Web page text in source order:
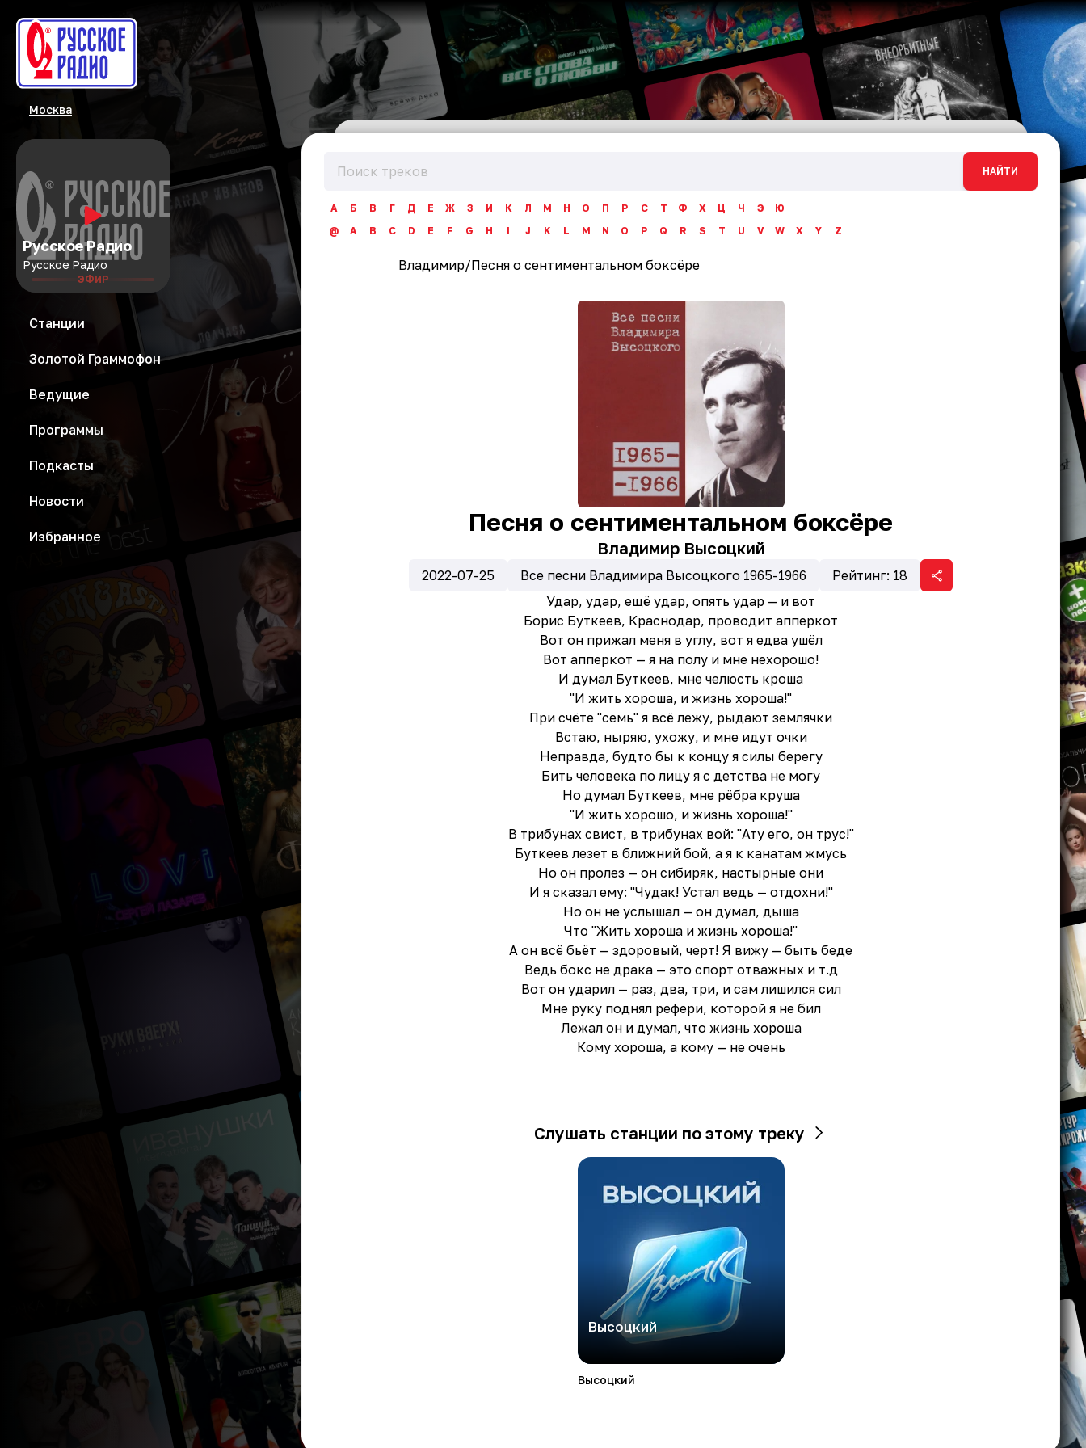
Москва
Русское Радио
Русское Радио
ЭФИР
Станции
Золотой Граммофон
Ведущие
Программы
Подкасты
Новости
Избранное
НАЙТИ
А Б В Г Д Е Ж З И К Л М Н О П Р С Т Ф Х Ц Ч Э
Ю
@
A B C D E F G H I J K L M N O P Q R S T U V W X Y Z
Владимир/Песня о сентиментальном боксёре
Песня о сентиментальном боксёре
Владимир Высоцкий
2022-07-25 Все песни Владимира Высоцкого 1965-1966 Рейтинг: 18
Удар, удар, ещё удар, опять удар — и вот
Борис Буткеев, Краснодар, проводит апперкот
Вот он прижал меня в углу, вот я едва ушёл
Вот апперкот — я на полу и мне нехорошо!
И думал Буткеев, мне челюсть кроша
"И жить хороша, и жизнь хороша!"
При счёте "семь" я всё лежу, рыдают землячки
Встаю, ныряю, ухожу, и мне идут очки
Неправда, будто бы к концу я силы берегу
Бить человека по лицу я с детства не могу
Но думал Буткеев, мне рёбра круша
"И жить хорошо, и жизнь хороша!"
В трибунах свист, в трибунах вой: "Ату его, он трус!"
Буткеев лезет в ближний бой, а я к канатам жмусь
Но он пролез — он сибиряк, настырные они
И я сказал ему: "Чудак! Устал ведь — отдохни!"
Но он не услышал — он думал, дыша
Что "Жить хороша и жизнь хороша!"
А он всё бьёт — здоровый, черт! Я вижу — быть беде
Ведь бокс не драка — это спорт отважных и т.д
Вот он ударил — раз, два, три, и сам лишился сил
Мне руку поднял рефери, которой я не бил
Лежал он и думал, что жизнь хороша
Кому хороша, а кому — не очень
Слушать станции по этому треку
Высоцкий
Высоцкий